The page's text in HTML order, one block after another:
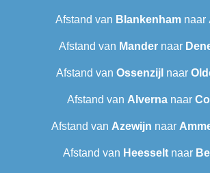
Afstand van Blankenhamnaar
Afstand van Mandernaar
Afstand van Ossenzijl naar
Afstand van Alvernanaar
Afstand van Azewijn naar
Afstand van Heesselt naar